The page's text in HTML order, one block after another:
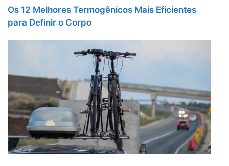
Os 12 Melhores Termogênicos Mais Eficientes
para Definir o Corpo